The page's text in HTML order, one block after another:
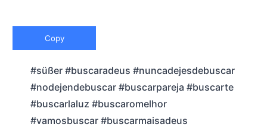
Copy
#süßer #buscaradeus #nuncadejesdebuscar
#nodejendebuscar #buscarpareja #buscarte
#buscarlaluz #buscaromelhor
#vamosbuscar #buscarmaisadeus